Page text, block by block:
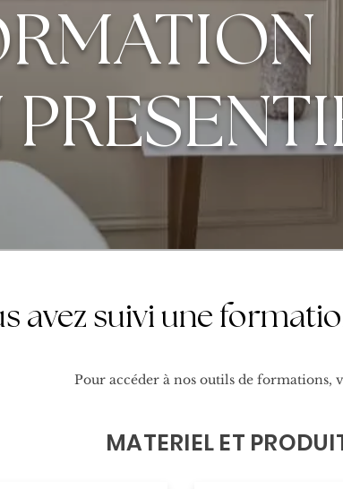
avez suivi une
Pour accéder à nos outils de formations,
MATERIEL ET